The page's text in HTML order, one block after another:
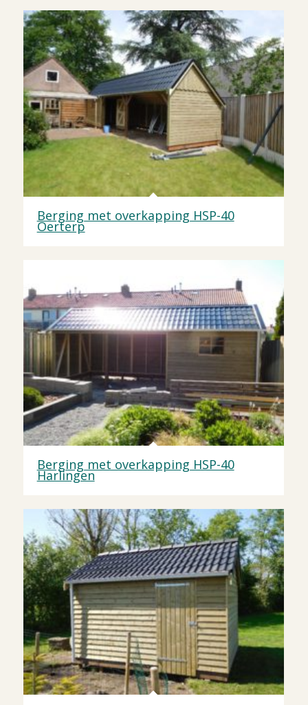
Berging met overkapping HSP-40
Oerterp
Berging met overkapping HSP-40
Harlingen